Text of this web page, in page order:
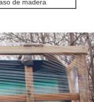
de madera